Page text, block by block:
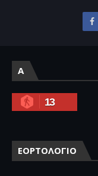
A
13
ΕΟΡΤΟΛΟΓΙΟ